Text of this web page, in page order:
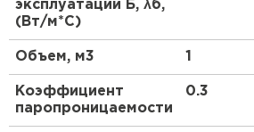
эксплуатации Б, λб,
(Вт/м*С)
Объем, м3 1
Коэффициент
паропроницаемости
0.3
Утеплитель Isoroc